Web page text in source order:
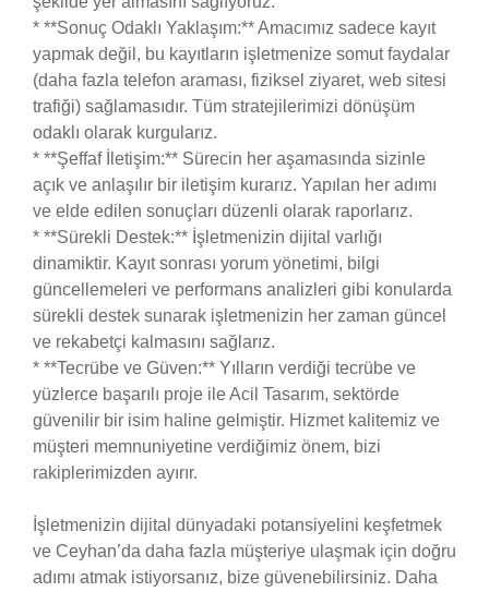
* **Sonuç Odaklı Yaklaşım:** Amacımız sadece kayıt
yapmak değil, bu kayıtların işletmenize somut faydalar
(daha fazla telefon araması, fiziksel ziyaret, web sitesi
trafiği) sağlamasıdır. Tüm stratejilerimizi dönüşüm
odaklı olarak kurgularız.
* **Şeffaf İletişim:** Sürecin her aşamasında sizinle
açık ve anlaşılır bir iletişim kurarız. Yapılan her adımı
ve elde edilen sonuçları düzenli olarak raporlarız.
* **Sürekli Destek:** İşletmenizin dijital varlığı
dinamiktir. Kayıt sonrası yorum yönetimi, bilgi
güncellemeleri ve performans analizleri gibi konularda
sürekli destek sunarak işletmenizin her zaman güncel
ve rekabetçi kalmasını sağlarız.
* **Tecrübe ve Güven:** Yılların verdiği tecrübe ve
yüzlerce başarılı proje ile Acil Tasarım, sektörde
güvenilir bir isim haline gelmiştir. Hizmet kalitemiz ve
müşteri memnuniyetine verdiğimiz önem, bizi
rakiplerimizden ayırır.
İşletmenizin dijital dünyadaki potansiyelini keşfetmek
ve Ceyhan’da daha fazla müşteriye ulaşmak için doğru
adımı atmak istiyorsanız, bize güvenebilirsiniz. Daha